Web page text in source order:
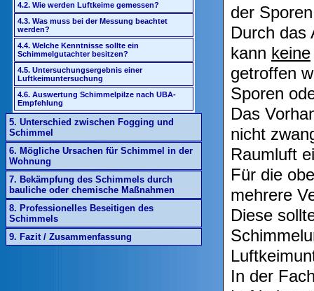
4.2. Wie werden Luftkeime gemessen?
4.3. Was muss bei der Messung beachtet
werden?
4.4. Welche Kenntnisse sollte ein
Schimmelgutachter besitzen?
4.5. Untersuchungsergebnis einer
Luftkeimuntersuchung
4.6. Auswertung Schimmelpilze nach UBA-
Empfehlung
5. Unterschied zwischen Fogging und
Schimmel
6. Mögliche Ursachen für Schimmel in der
Wohnung
7. Bekämpfung des Schimmels durch
bauliche oder chemische Maßnahmen
8. Professionelles Beseitigen des
Schimmels
9. Fazit / Zusammenfassung
der
Durch das
kann keine
getroffen
Sporen
Das
nicht
Raumluft
Für die
mehrere
Diese
In der